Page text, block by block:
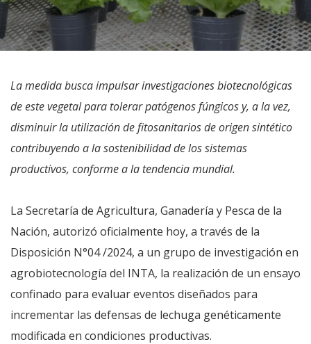
La medida busca impulsar investigaciones biotecnológicas
de este vegetal para tolerar patógenos fúngicos y, a la vez,
disminuir la utilización de fitosanitarios de origen sintético
contribuyendo a la sostenibilidad de los sistemas
productivos, conforme a la tendencia mundial.
La Secretaría de Agricultura, Ganadería y Pesca de la
Nación, autorizó oficialmente hoy, a través de la
Disposición N°04 /2024, a un grupo de investigación en
agrobiotecnología del INTA, la realización de un ensayo
confinado para evaluar eventos diseñados para
incrementar las defensas de lechuga genéticamente
modificada en condiciones productivas.